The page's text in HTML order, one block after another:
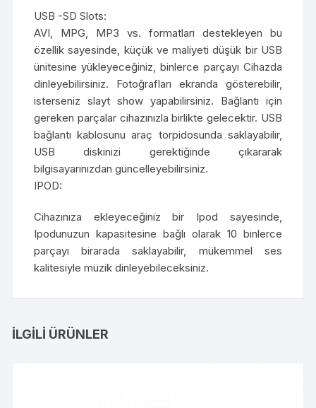
USB -SD Slots:
AVI, MPG, MP3 vs. formatları destekleyen bu
özellik sayesinde, küçük ve maliyeti düşük bir USB
ünitesine yükleyeceğiniz, binlerce parçayı Cihazda
dinleyebilirsiniz. Fotoğrafları ekranda gösterebilir,
isterseniz slayt show yapabilirsiniz. Bağlantı için
gereken parçalar cihazınızla birlikte gelecektir. USB
bağlantı kablosunu araç torpidosunda saklayabilir,
USB diskinizi gerektiğinde çıkararak
bilgisayarınızdan güncelleyebilirsiniz.
IPOD:
Cihazınıza ekleyeceğiniz bir Ipod sayesinde,
Ipodunuzun kapasitesine bağlı olarak 10 binlerce
parçayı birarada saklayabilir, mükemmel ses
kalitesiyle müzik dinleyebileceksiniz.
İLGILI ÜRÜNLER